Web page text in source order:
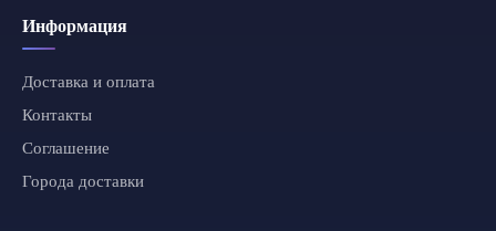
Информация
Доставка и оплата
Контакты
Соглашение
Города доставки